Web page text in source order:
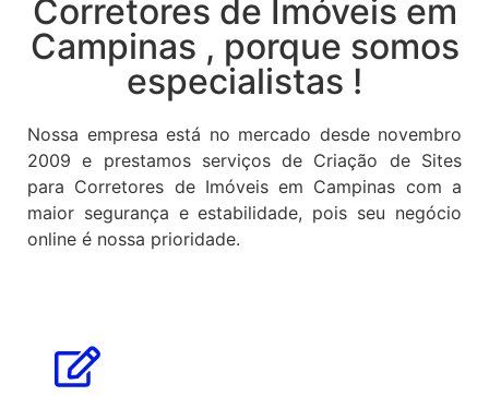
Corretores de Imóveis em
Campinas , porque somos
especialistas !
Nossa empresa está no mercado desde novembro
2009 e prestamos serviços de Criação de Sites
para Corretores de Imóveis em Campinas com a
maior segurança e estabilidade, pois seu negócio
online é nossa prioridade.